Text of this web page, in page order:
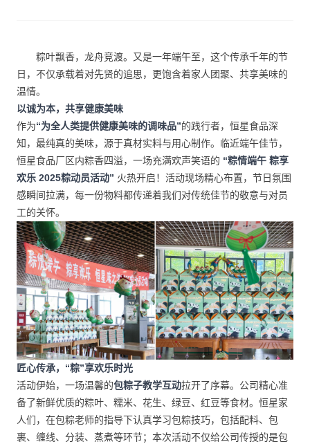
粽叶飘香，龙舟竞渡。又是一年端午至，这个传承千年的节
日，不仅承载着对先贤的追思，更饱含着家人团聚、共享美味的
温情。
以诚为本，共享健康美味
作为“为全人类提供健康美味的调味品”的践行者，恒星食品深
知，最纯真的美味，源于真材实料与用心制作。临近端午佳节，
恒星食品厂区内粽香四溢，一场充满欢声笑语的 “粽情端午 粽享
欢乐 2025粽动员活动” 火热开启！活动现场精心布置，节日氛围
感瞬间拉满，每一份物料都传递着我们对传统佳节的敬意与对员
工的关怀。
匠心传承，“粽”享欢乐时光
活动伊始，一场温馨的包粽子教学互动拉开了序幕。公司精心准
备了新鲜优质的粽叶、糯米、花生、绿豆、红豆等食材。恒星家
人们，在包粽老师的指导下认真学习包粽技巧，包括配料、包
裹、缠线、分装、蒸煮等环节；本次活动不仅给公司传授的是包